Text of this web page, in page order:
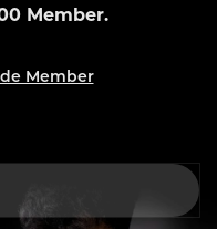
Member.
Member